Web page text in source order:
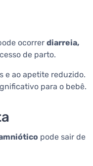
ocorrer diarreia,
de parto.
e ao apetite reduzido.
para o bebê.
pode sair de